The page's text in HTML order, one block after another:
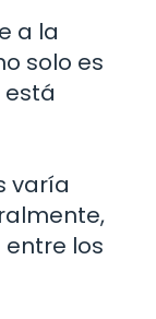
a la
solo es
está
varía
los